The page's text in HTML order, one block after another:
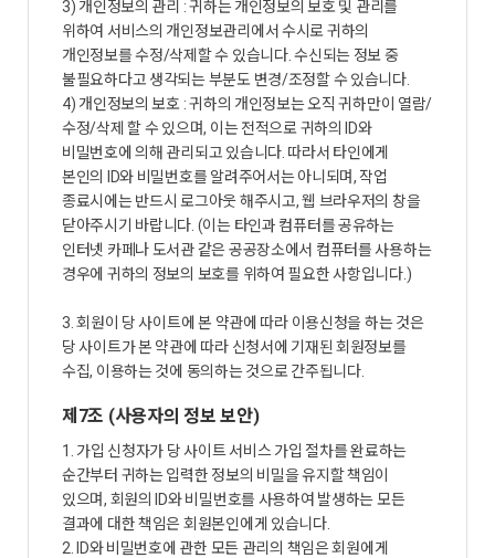
3) 개인정보의 관리 : 귀하는 개인정보의 보호 및 관리를
위하여 서비스의 개인정보관리에서 수시로 귀하의
개인정보를 수정/삭제할 수 있습니다. 수신되는 정보 중
불필요하다고 생각되는 부분도 변경/조정할 수 있습니다.
4) 개인정보의 보호 : 귀하의 개인정보는 오직 귀하만이 열람/
수정/삭제 할 수 있으며, 이는 전적으로 귀하의 ID와
비밀번호에 의해 관리되고 있습니다. 따라서 타인에게
본인의 ID와 비밀번호를 알려주어서는 아니되며, 작업
종료시에는 반드시 로그아웃 해주시고, 웹 브라우저의 창을
닫아주시기 바랍니다. (이는 타인과 컴퓨터를 공유하는
인터넷 카페나 도서관 같은 공공장소에서 컴퓨터를 사용하는
경우에 귀하의 정보의 보호를 위하여 필요한 사항입니다.)
3. 회원이 당 사이트에 본 약관에 따라 이용신청을 하는 것은
당 사이트가 본 약관에 따라 신청서에 기재된 회원정보를
수집, 이용하는 것에 동의하는 것으로 간주됩니다.
제7조 (사용자의 정보 보안)
1. 가입 신청자가 당 사이트 서비스 가입 절차를 완료하는
순간부터 귀하는 입력한 정보의 비밀을 유지할 책임이
있으며, 회원의 ID와 비밀번호를 사용하여 발생하는 모든
결과에 대한 책임은 회원본인에게 있습니다.
2. ID와 비밀번호에 관한 모든 관리의 책임은 회원에게